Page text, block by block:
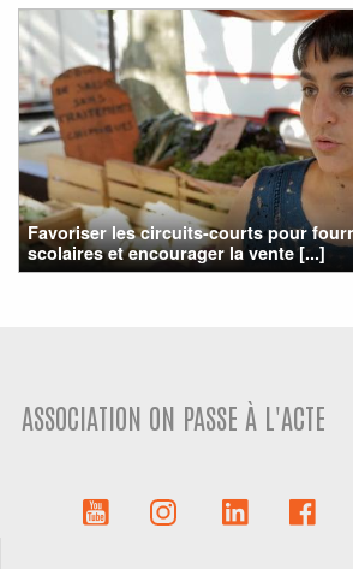
Favoriser les circuits-courts pour
scolaires et encourager la vente [...]
ASSOCIATION ON PASSE À L'ACTE